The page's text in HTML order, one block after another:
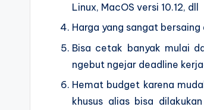
Linux, MacOS versi 10.12, dll
Harga yang sangat
Bisa cetak banyak mulai
ngebut ngejar deadline
Hemat budget karena
khusus alias bisa